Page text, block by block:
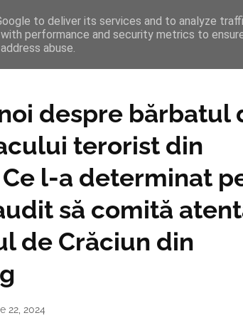
FEATURES BLOGGER TIPOGRAPHY
despre bărbatul
terorist din
l-a determinat
să comită
de Crăciun din
22, 2024
to deliver its services and to analyze
performance and security metrics to
abuse.